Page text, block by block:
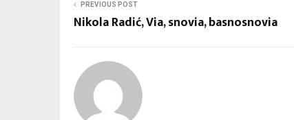
PREVIOUS POST
Nikola Radić, Via, snovia, basnosnovia